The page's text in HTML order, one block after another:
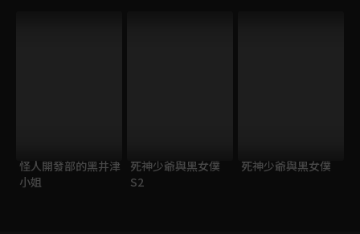
怪人開發部的黑井津
小姐
死神少爺與黑女僕
S2
死神少爺與黑女僕